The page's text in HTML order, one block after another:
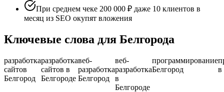
При среднем чеке 200 000 ₽ даже 10 клиентов в
месяц из SEO окупят вложения
Ключевые слова для Белгорода
разработка
сайтов
Белгород
разработка
сайтов в
Белгороде
веб-
разработка
Белгород
веб-
разработка
в
Белгороде
программирование
Белгород
в